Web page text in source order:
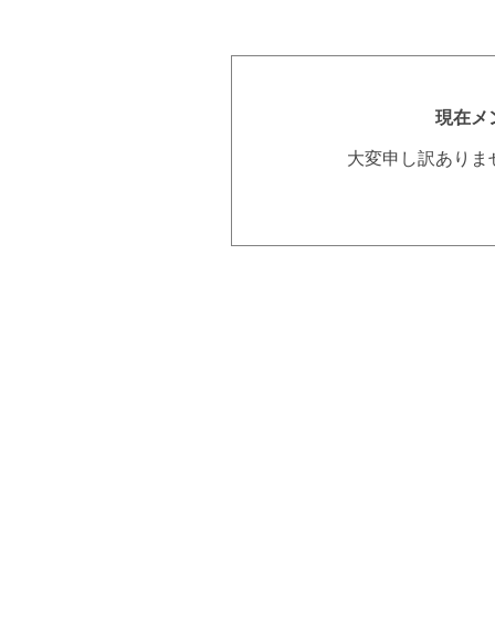
現在メ
大変申し訳あり